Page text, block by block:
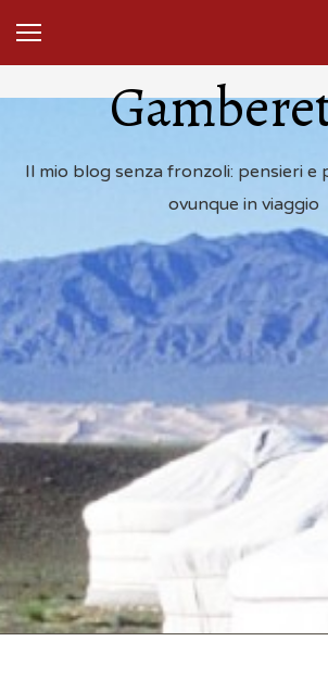
Il mio blog senza fronzoli: pensieri e
ovunque in viaggio